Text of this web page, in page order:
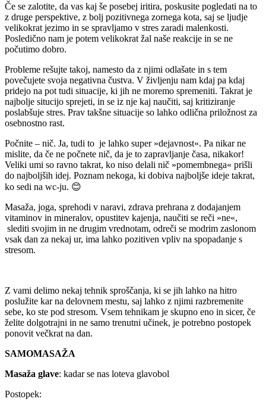
Če se zalotite, da vas kaj še posebej iritira, poskusite pogledati na to
z druge perspektive, z bolj pozitivnega zornega kota, saj se ljudje
velikokrat jezimo in se spravljamo v stres zaradi malenkosti.
Posledično nam je potem velikokrat žal naše reakcije in se ne
počutimo dobro.
Probleme rešujte takoj, namesto da z njimi odlašate in s tem
povečujete svoja negativna čustva. V življenju nam kdaj pa kdaj
pridejo na pot tudi situacije, ki jih ne moremo spremeniti. Takrat je
najbolje situcijo sprejeti, in se iz nje kaj naučiti, saj kritiziranje
poslabšuje stres. Prav takšne situacije so lahko odlična priložnost za
osebnostno rast.
Počnite – nič. Ja, tudi to je lahko super »dejavnost«. Pa nikar ne
mislite, da če ne počnete nič, da je to zapravljanje časa, nikakor!
Veliki umi so ravno takrat, ko niso delali nič »pomembnega« prišli
do najboljših idej. Poznam nekoga, ki dobiva najboljše ideje takrat,
ko sedi na wc-ju. 😊
Masaža, joga, sprehodi v naravi, zdrava prehrana z dodajanjem
vitaminov in mineralov, opustitev kajenja, naučiti se reči »ne«,
slediti svojim in ne drugim vrednotam, odreči se modrim zaslonom
vsak dan za nekaj ur, ima lahko pozitiven vpliv na spopadanje s
stresom.
Z vami delimo nekaj tehnik sproščanja, ki se jih lahko na hitro
poslužite kar na delovnem mestu, saj lahko z njimi razbremenite
sebe, ko ste pod stresom. Vsem tehnikam je skupno eno in sicer, če
želite dolgotrajni in ne samo trenutni učinek, je potrebno postopek
ponovit večkrat na dan.
SAMOMASAŽA
Masaža glave: kadar se nas loteva glavobol
Postopek: